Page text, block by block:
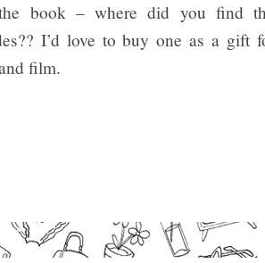
book – where did you find
I’d love to buy one as a gift
film.